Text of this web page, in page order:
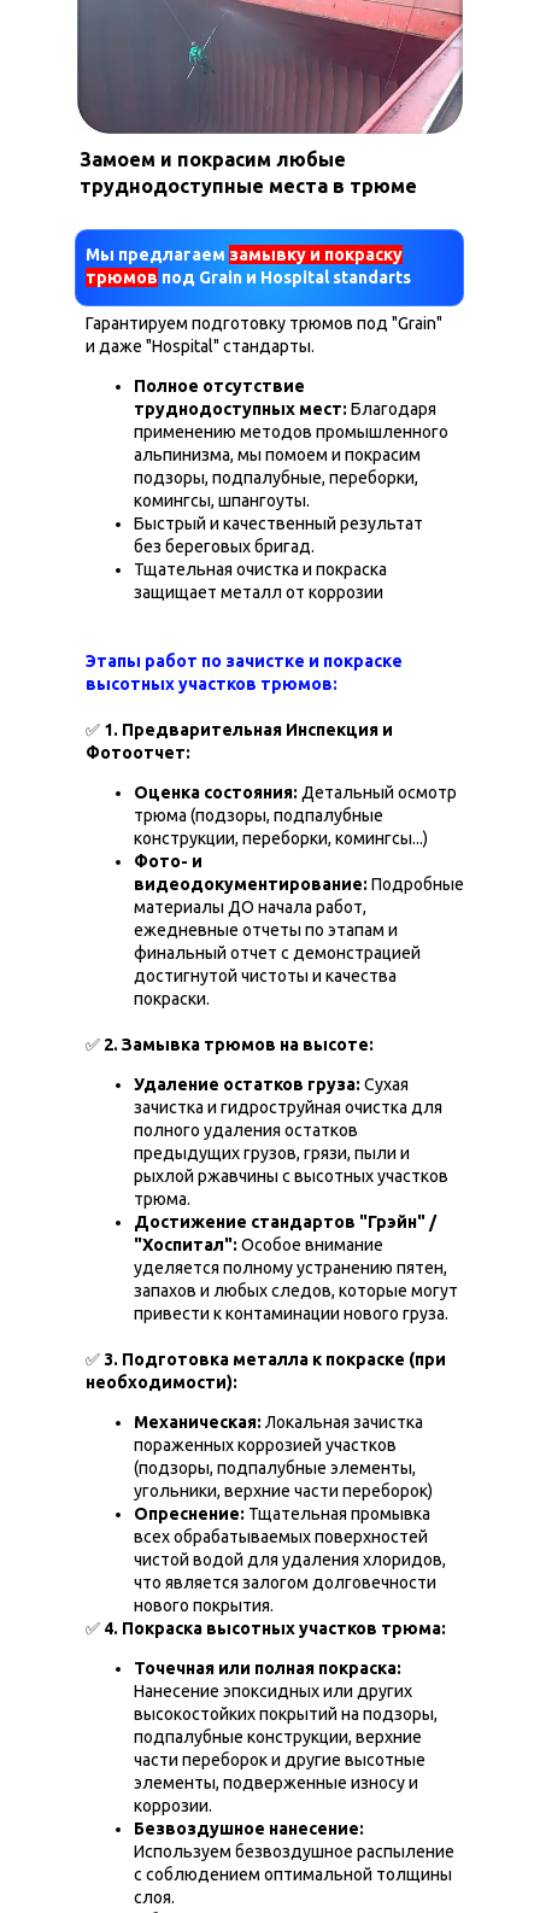
Замоем и покрасим любые
труднодоступные места в трюме
Мы предлагаем замывку и покраску
трюмов под Grain и Hospital standarts
Гарантируем подготовку трюмов под "Grain"
и даже "Hospital" стандарты.
Полное отсутствие
труднодоступных мест: Благодаря
применению методов промышленного
альпинизма, мы помоем и покрасим
подзоры, подпалубные, переборки,
комингсы, шпангоуты.
Быстрый и качественный результат
без береговых бригад.
Тщательная очистка и покраска
защищает металл от коррозии
Этапы работ по зачистке и покраске
высотных участков трюмов:
✅1. Предварительная Инспекция и
Фотоотчет:
Оценка состояния: Детальный осмотр
трюма (подзоры, подпалубные
конструкции, переборки, комингсы...)
Фото- и
видеодокументирование: Подробные
материалы ДО начала работ,
ежедневные отчеты по этапам и
финальный отчет с демонстрацией
достигнутой чистоты и качества
покраски.
✅ 2. Замывка трюмов на высоте:
Удаление остатков груза: Сухая
зачистка и гидроструйная очистка для
полного удаления остатков
предыдущих грузов, грязи, пыли и
рыхлой ржавчины с высотных участков
трюма.
Достижение стандартов "Грэйн" /
"Хоспитал": Особое внимание
уделяется полному устранению пятен,
запахов и любых следов, которые могут
привести к контаминации нового груза.
✅ 3. Подготовка металла к покраске (при
необходимости):
Механическая: Локальная зачистка
пораженных коррозией участков
(подзоры, подпалубные элементы,
угольники, верхние части переборок)
Опреснение: Тщательная промывка
всех обрабатываемых поверхностей
чистой водой для удаления хлоридов,
что является залогом долговечности
нового покрытия.
✅ 4. Покраска высотных участков трюма:
Точечная или полная покраска:
Нанесение эпоксидных или других
высокостойких покрытий на подзоры,
подпалубные конструкции, верхние
части переборок и другие высотные
элементы, подверженные износу и
коррозии.
Безвоздушное нанесение:
Используем безвоздушное распыление
с соблюдением оптимальной толщины
слоя.